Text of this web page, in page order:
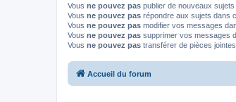
Vous ne pouvez pas publier de nouveaux
Vous ne pouvez pas répondre aux sujets dans
Vous ne pouvez pas modifier vos messages
Vous ne pouvez pas supprimer vos messages
Vous ne pouvez pas transférer de pièces
Accueil du forum